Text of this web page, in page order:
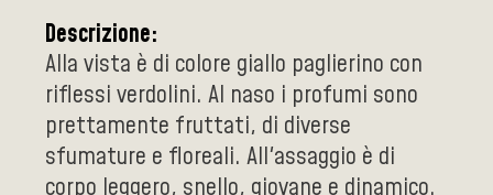
Descrizione:
Alla vista è di colore giallo paglierino con
riflessi verdolini. Al naso i profumi sono
prettamente fruttati, di diverse
sfumature e floreali. All'assaggio è di
corpo leggero, snello, giovane e dinamico.